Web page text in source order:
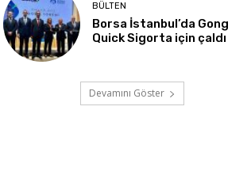
BÜLTEN
Borsa İstanbul’da Gong
Quick Sigorta için çaldı
Devamını Göster